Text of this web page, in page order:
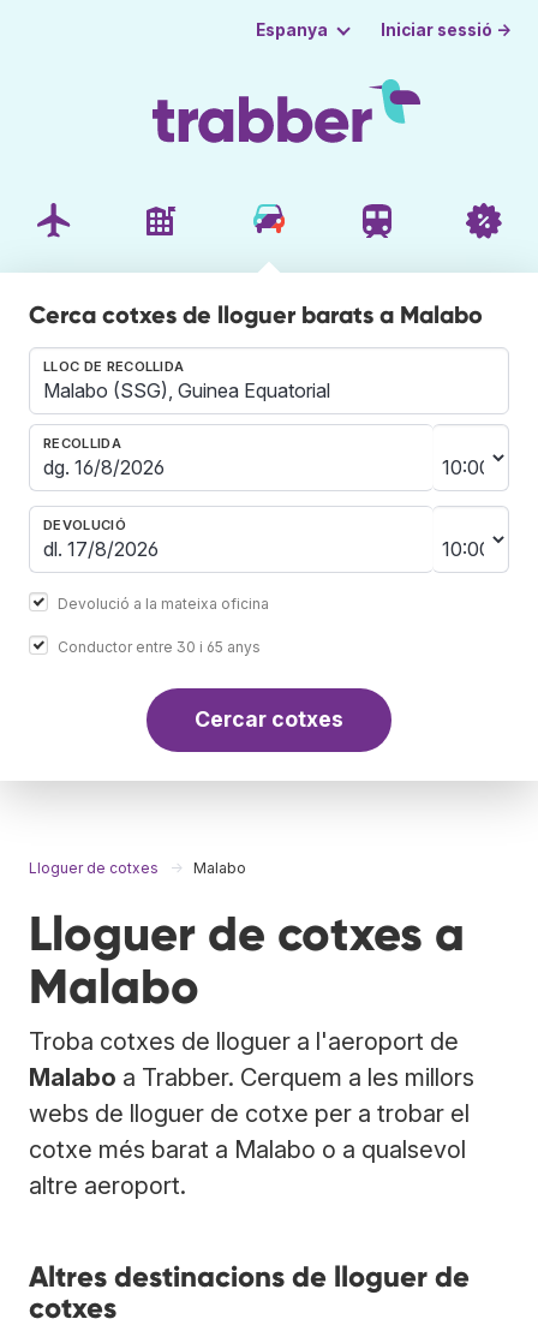
Espanya Iniciar sessió →
Cerca cotxes de lloguer barats a Malabo
LLOC DE RECOLLIDA
RECOLLIDA
DEVOLUCIÓ
Devolució a la mateixa oficina
Conductor entre 30 i 65 anys
Cercar cotxes
Lloguer de cotxes Malabo
Lloguer de cotxes a
Malabo
Troba cotxes de lloguer a l'aeroport de
Malabo a Trabber. Cerquem a les millors
webs de lloguer de cotxe per a trobar el
cotxe més barat a Malabo o a qualsevol
altre aeroport.
Altres destinacions de lloguer de
cotxes